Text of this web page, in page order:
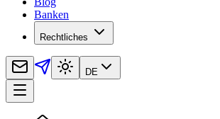
Banken
Rechtliches
DE